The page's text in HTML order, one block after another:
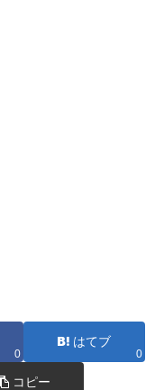
0
はてブ
0
コピー